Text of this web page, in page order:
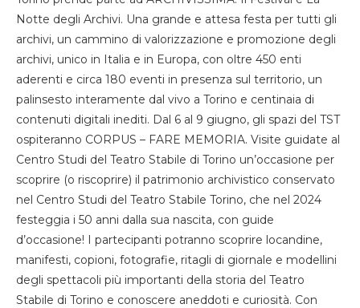
Notte degli Archivi. Una grande e attesa festa per tutti gli
archivi, un cammino di valorizzazione e promozione degli
archivi, unico in Italia e in Europa, con oltre 450 enti
aderenti e circa 180 eventi in presenza sul territorio, un
palinsesto interamente dal vivo a Torino e centinaia di
contenuti digitali inediti. Dal 6 al 9 giugno, gli spazi del TST
ospiteranno CORPUS – FARE MEMORIA. Visite guidate al
Centro Studi del Teatro Stabile di Torino un’occasione per
scoprire (o riscoprire) il patrimonio archivistico conservato
nel Centro Studi del Teatro Stabile Torino, che nel 2024
festeggia i 50 anni dalla sua nascita, con guide
d’occasione! I partecipanti potranno scoprire locandine,
manifesti, copioni, fotografie, ritagli di giornale e modellini
degli spettacoli più importanti della storia del Teatro
Stabile di Torino e conoscere aneddoti e curiosità. Con